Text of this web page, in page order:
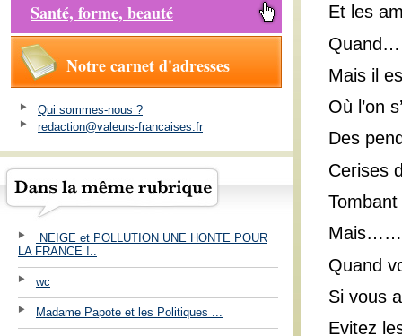
Santé, forme, beauté
Notre carnet d'adresses
Qui sommes-nous ?
redaction@valeurs-francaises.fr
NEIGE et POLLUTION UNE HONTE POUR
LA FRANCE !..
wc
Madame Papote et les Politiques ...
Et les
Mais il
Où l’on
Des
Cerises
Quand
Si vous
Evitez